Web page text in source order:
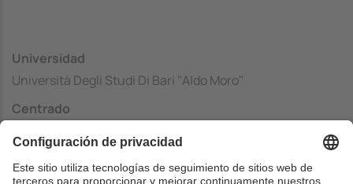
Universidad
Università Degli Studi Di Bari "Aldo Moro"
Centrado